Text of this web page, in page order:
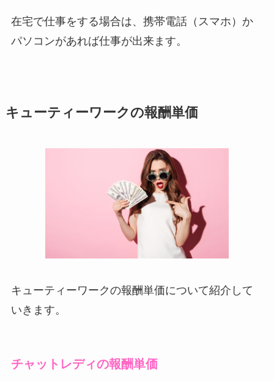
在宅で仕事をする場合は、携帯電話（スマホ）か
パソコンがあれば仕事が出来ます。
キューティーワークの報酬単価
キューティーワークの報酬単価について紹介して
いきます。
チャットレディの報酬単価